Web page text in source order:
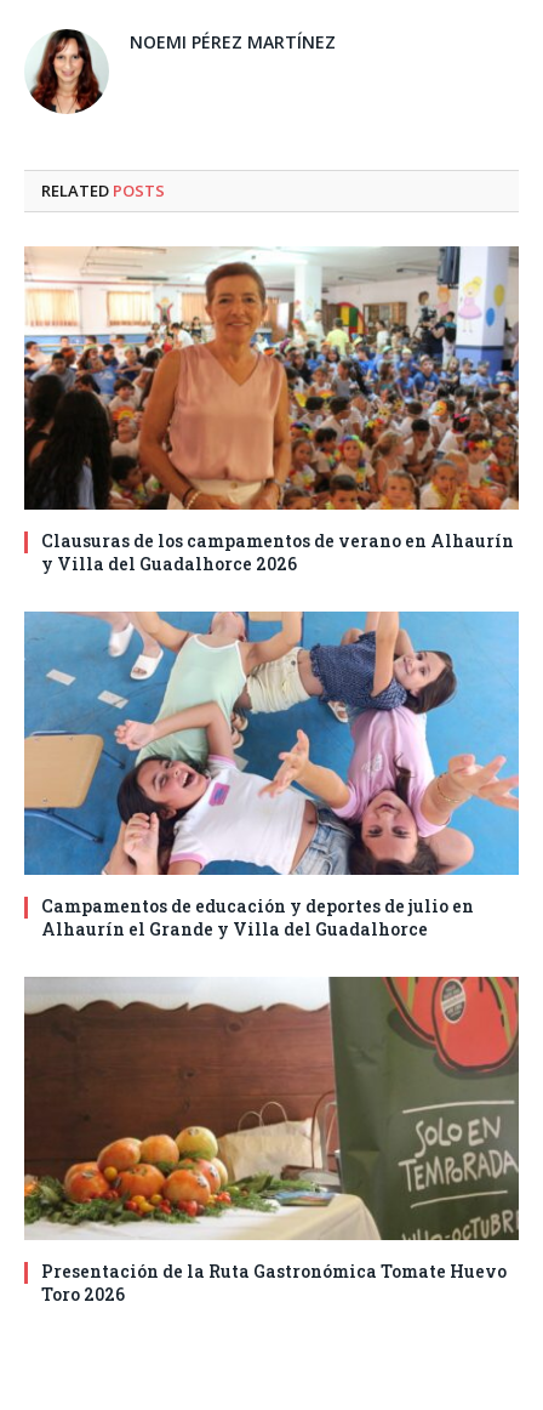
NOEMI PÉREZ MARTÍNEZ
RELATED POSTS
Clausuras de los campamentos de verano en Alhaurín
y Villa del Guadalhorce 2026
Campamentos de educación y deportes de julio en
Alhaurín el Grande y Villa del Guadalhorce
Presentación de la Ruta Gastronómica Tomate Huevo
Toro 2026